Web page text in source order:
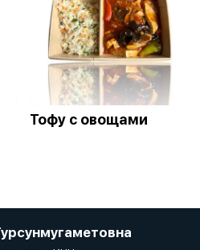
Тофу с овощами